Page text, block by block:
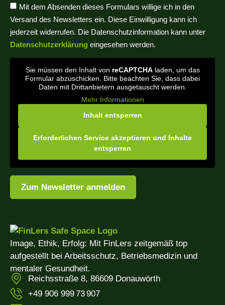
Mit dem Absenden dieses Formulars willige ich in den
Versand des Newsletters ein. Diese Einwilligung kann ich
jederzeit widerrufen. Die Datenschutzinformation kann unter
Datenschutzerklärung eingesehen werden.
Sie müssen den Inhalt von reCAPTCHAladen, um das
Formular abzuschicken. Bitte beachten Sie, dass dabei
Daten mit Drittanbietern ausgetauscht werden.
Mehr Informationen
Inhalt entsperren
Erforderlichen Service akzeptieren und Inhalte
entsperren
Zum Newsletter anmelden
Image, Ethik, Erfolg: Mit FinLers zeitgemäß top
aufgestellt bei Arbeitsschutz, Betriebsmedizin und
mentaler Gesundheit.
Reichsstraße 8, 86609 Donauwörth
+49 906 999 73 907